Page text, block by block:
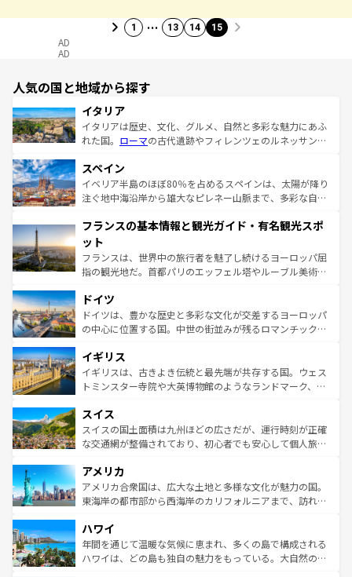
1 … 13 14 15
AD
AD
人気の国と地域から探す
イタリア
イタリアは歴史、文化、グルメ、自然と多彩な魅力にあふ
れた国。 ローマの古代遺跡やフィレンツェのルネッサンス
ろん、トスカーナの美しい田園風景やアマルフィ海岸の絶
景など、自然景観も見逃せない。観光の合間には、本場の
ピザやパスタなど、絶品のイタリア料理を堪能することも
ませてくれるイタリアで、忘れられない旅をしてみよう！
なお、新着のイタリア情報は
しい。
スペイン
イベリア半島のほぼ80％を占めるスペインは、太陽が降り
注ぐ地中海沿岸から雄大なピレネー山脈まで、多彩な自然
文化が根付くこの国では、情熱的なフラメンコ、熱気あふ
れる闘牛、そして美味しいタパスが生活の一部となってい
る。首都マドリードの洗練された雰囲気や、バルセロナの
アートに溢れた街角から、地方では古代ローマ遺跡や中世
せる。地方によって風土や気候が異なるスペインはその個
性で訪れる人を魅了する。 なお、新着のスペイン情報は コ
ンテンツ一覧を参照してほしい。
フランスの基本情報と観光ガイド・有名観光スポ
ット
フランスは、世界中の旅行者を魅了し続けるヨーロッパ屈
指の観光地だ。首都パリのエッフェル塔やルーブル美術館
で、幅広い魅力が詰まっている。華麗な宮殿、歴史的な大
聖堂、美しいビーチ、そして豊かな自然が、訪れる者を心
から魅了する。また、フランスは美食の国としても知ら
いる。シャンパンの発祥地であるランス、プロヴァンスの
香り高いラベンダー畑など、多彩な楽しみ方が可能だ。さ
らに、パリ以外の地域にも魅力が溢れており、どの街角に
れる地方に足を運ぶとそれぞれで全く異なる文化を体験で
きるだろう。 なお、新着のフランス情報はコンテンツ一覧
を参照してほしい。
ドイツ
ドイツは、豊かな歴史と多彩な文化が交差するヨーロッパ
の中心に位置する国。中世の街並みが残るロマンチック街
顔を持つこの国は、どこを歩いても飽きることがない。ベ
ルリンの文化的活気、バイエルン州のアルプスの絶景、そ
してライン川沿いのワイン畑といった風景は必見。ビール
は、お酒好きな人にはぜひ体験してほしい。 なお、新着の
ドイツ情報はコンテンツ一覧を参照してほしい。
イギリス
イギリスは、古きよき伝統と最先端が共存する国。ウェス
トミンスター寺院や大英博物館のようなランドマーク、歴
リアごとに異なる魅力がある。また、優雅なアフタヌーン
ティー、ビール好きにはたまらない英国パブ、サッカー観
戦など、本場だからこそできる体験も豊富。イギリスを旅
ンツ一覧を参照してほしい。
スイス
スイスの国土面積は九州ほどの広さだが、運行時刻が正確
な交通網が整備されており、初心者でも安心して個人旅行
の建物がそのまま残る町や、スイスならではのユニークな
博物館もあり、アルプス観光だけでなく町歩きも満喫する
ことができる。国民の所得が高いため物価も高いが、旅行
ば市内交通費無料で観光を楽しむこともできる。 なお、新
着のスイス情報はコンテンツ一覧 を参照してほしい。
アメリカ
アメリカ合衆国は、広大な土地と多様な文化が魅力の国。
東海岸の都市部から西海岸のカリフォルニアまで、訪れる
のような巨大都市は、観光、ショッピング、エンターテイ
ンメントが詰まった刺激的なスポットだ。一方、アメリカ
西部には大自然が広がり、グランドキャニオンやイエロー
ハワイ
年間を通じて温暖な気候に恵まれ、多くの島で構成される
ハワイは、どの島も独自の魅力をもっている。大自然の神